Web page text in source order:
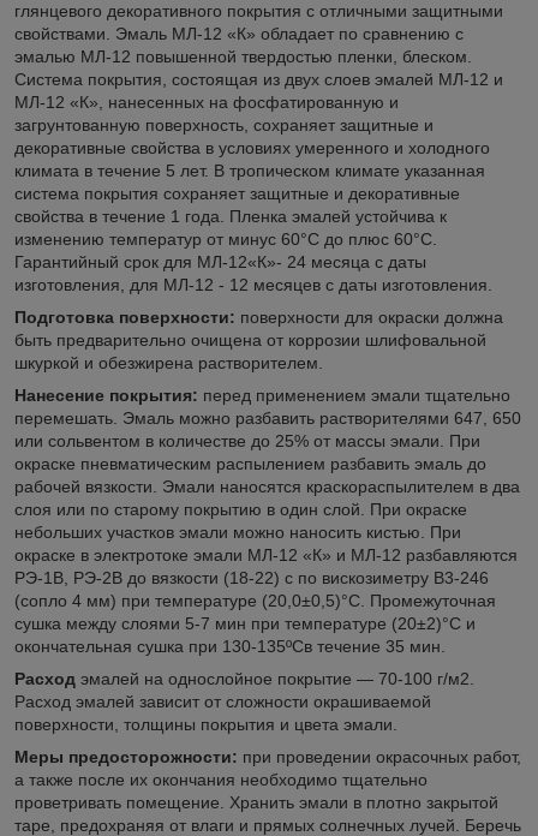
глянцевого декоративного покрытия с отличными защитными
свойствами. Эмаль МЛ-12 «К» обладает по сравнению с
эмалью МЛ-12 повышенной твердостью пленки, блеском.
Система покрытия, состоящая из двух слоев эмалей МЛ-12 и
МЛ-12 «К», нанесенных на фосфатированную и
загрунтованную поверхность, сохраняет защитные и
декоративные свойства в условиях умеренного и холодного
климата в течение 5 лет. В тропическом климате указанная
система покрытия сохраняет защитные и декоративные
свойства в течение 1 года. Пленка эмалей устойчива к
изменению температур от минус 60°С до плюс 60°С.
Гарантийный срок для МЛ-12«К»- 24 месяца с даты
изготовления, для МЛ-12 - 12 месяцев с даты изготовления.
Подготовка поверхности: поверхности для окраски должна
быть предварительно очищена от коррозии шлифовальной
шкуркой и обезжирена растворителем.
Нанесение покрытия: перед применением эмали тщательно
перемешать. Эмаль можно разбавить растворителями 647, 650
или сольвентом в количестве до 25% от массы эмали. При
окраске пневматическим распылением разбавить эмаль до
рабочей вязкости. Эмали наносятся краскораспылителем в два
слоя или по старому покрытию в один слой. При окраске
небольших участков эмали можно наносить кистью. При
окраске в электротоке эмали МЛ-12 «К» и МЛ-12 разбавляются
РЭ-1В, РЭ-2В до вязкости (18-22) с по вискозиметру В3-246
(сопло 4 мм) при температуре (20,0±0,5)°С. Промежуточная
сушка между слоями 5-7 мин при температуре (20±2)°С и
окончательная сушка при 130-135ºСв течение 35 мин.
Расход эмалей на однослойное покрытие — 70-100 г/м2.
Расход эмалей зависит от сложности окрашиваемой
поверхности, толщины покрытия и цвета эмали.
Меры предосторожности: при проведении окрасочных работ,
а также после их окончания необходимо тщательно
проветривать помещение. Хранить эмали в плотно закрытой
таре, предохраняя от влаги и прямых солнечных лучей. Беречь